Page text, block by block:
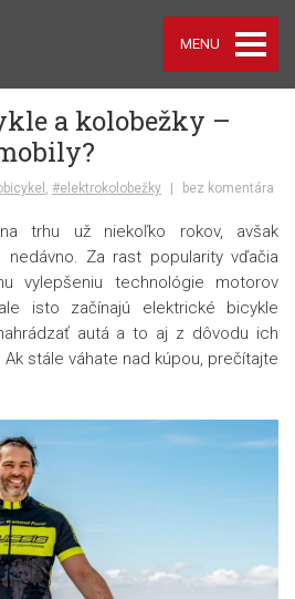
MENU
a kolobežky –
, #elektrokolobežky bez komentára
trhu už niekoľko rokov, avšak
Za rast popularity vďačia
vylepšeniu technológie motorov
isto začínajú elektrické bicykle
autá a to aj z dôvodu ich
stále váhate nad kúpou, prečítajte